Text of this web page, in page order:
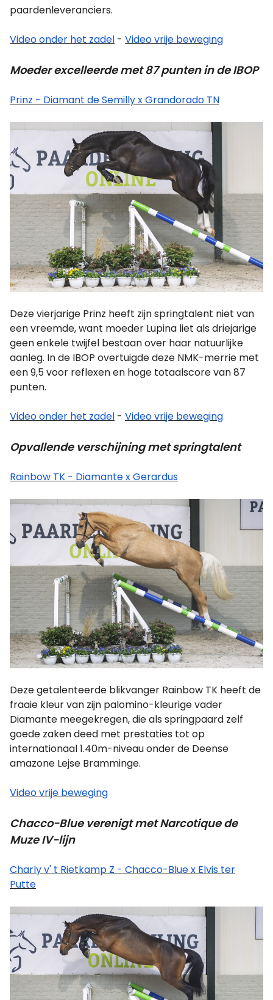
paardenleveranciers.
Video onder het zadel - Video vrije beweging
Moeder excelleerde met 87 punten in de IBOP
Prinz - Diamant de Semilly x Grandorado TN
Deze vierjarige Prinz heeft zijn springtalent niet van
een vreemde, want moeder Lupina liet als driejarige
geen enkele twijfel bestaan over haar natuurlijke
aanleg. In de IBOP overtuigde deze NMK-merrie met
een 9,5 voor reflexen en hoge totaalscore van 87
punten.
Video onder het zadel - Video vrije beweging
Opvallende verschijning met springtalent
Rainbow TK - Diamante x Gerardus
Deze getalenteerde blikvanger Rainbow TK heeft de
fraaie kleur van zijn palomino-kleurige vader
Diamante meegekregen, die als springpaard zelf
goede zaken deed met prestaties tot op
internationaal 1.40m-niveau onder de Deense
amazone Lejse Bramminge.
Video vrije beweging
Chacco-Blue verenigt met Narcotique de
Muze IV-lijn
Charly v' t Rietkamp Z - Chacco-Blue x Elvis ter
Putte